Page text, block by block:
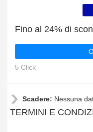
Fino al 24% di
5 Click
Scadere: Nessuna
TERMINI E